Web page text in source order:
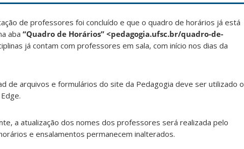
de professores foi concluído e que o quadro de horários já está
aba “Quadro de Horários” <pedagogia.ufsc.br/quadro-de-
já contam com professores em sala, com início nos dias da
de arquivos e formulários do site da Pedagogia deve ser utilizado o
a atualização dos nomes dos professores será realizada pelo
e ensalamentos permanecem inalterados.